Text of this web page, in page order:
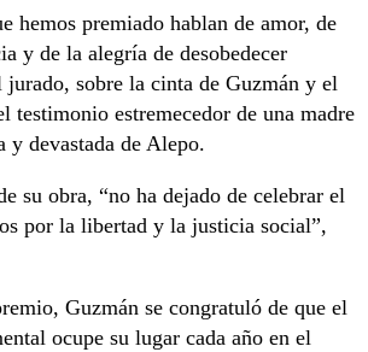
hemos premiado hablan de amor, de
y de la alegría de desobedecer
jurado, sobre la cinta de Guzmán y el
testimonio estremecedor de una madre
y devastada de Alepo.
su obra, “no ha dejado de celebrar el
por la libertad y la justicia social”,
Guzmán se congratuló de que el
ocupe su lugar cada año en el